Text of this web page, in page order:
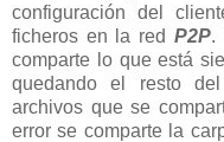
configuración del
ficheros en la red P2P.
comparte lo que está
quedando el resto
archivos que se
error se comparte la